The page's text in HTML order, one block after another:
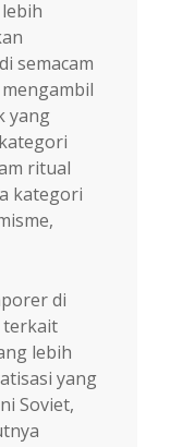
semacam
yang
ritual
kategori
di
terkait
lebih
yang
Soviet,